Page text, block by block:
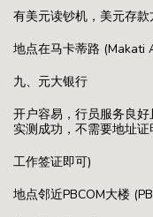
有美元读钞机，美元存款
地点在马卡蒂路 (Makati
九、元大银行
开户容易，行员服务良
实测成功，不需要地址
工作签证即可)
地点邻近PBCOM大楼